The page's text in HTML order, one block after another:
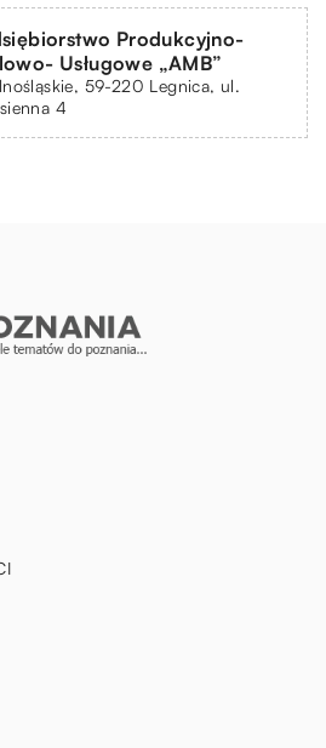
Produkcyjno-
Usługowe „AMB”
59-220 Legnica, ul.
4